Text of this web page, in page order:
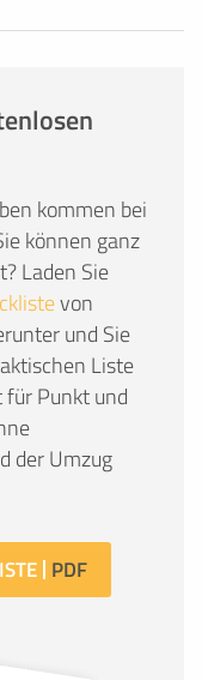
kommen bei
können ganz
Laden Sie
von
und Sie
Liste
für Punkt und
der Umzug